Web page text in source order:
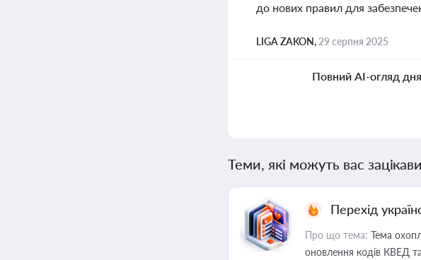
до нових правил для
LIGA ZAKON, 29 серпня 2025
Повний AI-огляд дня
Теми, які можуть вас
Перехід
Про що тема: Тема
оновлення кодів КВЕД